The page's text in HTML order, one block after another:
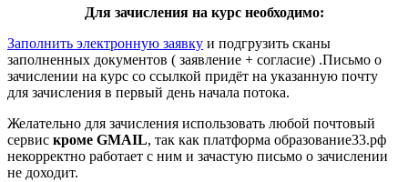
Для зачисления на курс необходимо:
Заполнить электронную заявку и подгрузить сканы
заполненных документов ( заявление + согласие) .Письмо о
зачислении на курс со ссылкой придёт на указанную почту
для зачисления в первый день начала потока.
Желательно для зачисления использовать любой почтовый
сервис кроме GMAIL, так как платформа образование33.рф
некорректно работает с ним и зачастую письмо о зачислении
не доходит.